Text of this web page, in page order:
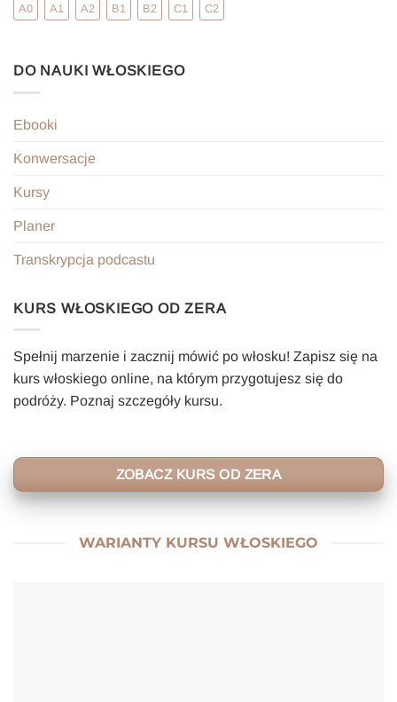
A0 A1 A2 B1 B2 C1 C2
DO NAUKI WŁOSKIEGO
Ebooki
Konwersacje
Kursy
Planer
Transkrypcja podcastu
KURS WŁOSKIEGO OD ZERA
Spełnij marzenie i zacznij mówić po włosku! Zapisz się na
kurs włoskiego online, na którym przygotujesz się do
podróży. Poznaj szczegóły kursu.
ZOBACZ KURS OD ZERA
WARIANTY KURSU WŁOSKIEGO